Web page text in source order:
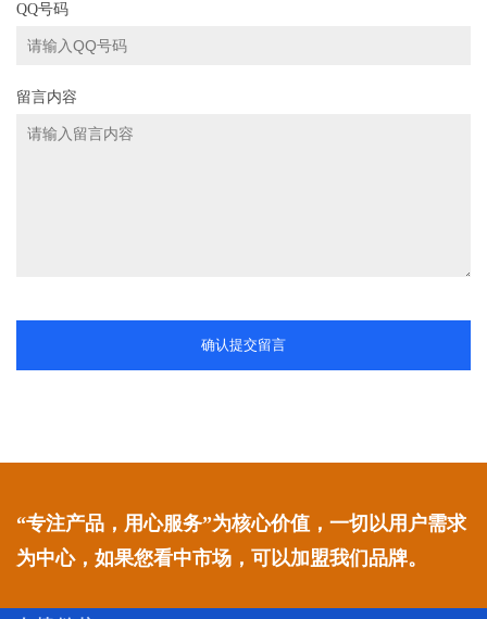
QQ号码
留言内容
确认提交留言
“专注产品，用心服务”为核心价值，一切以用户需求
为中心，如果您看中市场，可以加盟我们品牌。